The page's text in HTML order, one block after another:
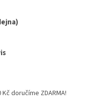
doručíme ZDARMA!